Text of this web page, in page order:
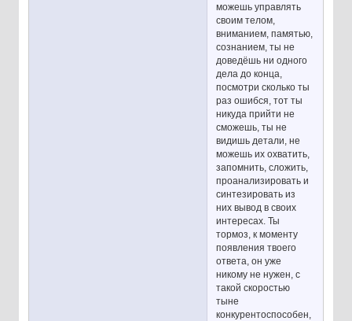
можешь управлять
своим телом,
вниманием, памятью,
сознанием, ты не
доведёшь ни одного
дела до конца,
посмотри сколько ты
раз ошибся, тот ты
никуда прийти не
сможешь, ты не
видишь детали, не
можешь их охватить,
запомнить, сложить,
проанализировать и
синтезировать из
них вывод в своих
интересах. Ты
тормоз, к моменту
появления твоего
ответа, он уже
никому не нужен, с
такой скоростью
тыне
конкурентоспособен,